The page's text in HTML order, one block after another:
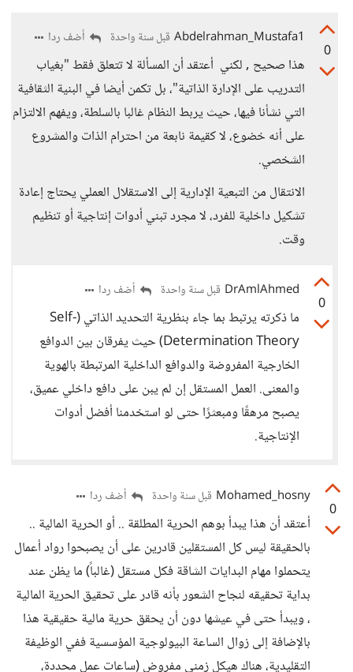
0
Abdelrahman_Mustafa1 قبل سنة واحدة أضف ردا
هذا صحيح , لكني أعتقد أن المسألة لا تتعلق فقط "بغياب
التدريب على الإدارة الذاتية"، بل تكمن أيضا في البنية الثقافية
التي نشأنا فيها، حيث يربط النظام غالبا بالسلطة، ويفهم الالتزام
على أنه خضوع، لا كقيمة نابعة من احترام الذات والمشروع
الشخصي.
الانتقال من التبعية الإدارية إلى الاستقلال العملي يحتاج إعادة
تشكيل داخلية للفرد، لا مجرد تبني أدوات إنتاجية أو تنظيم
وقت.
0
DrAmlAhmed قبل سنة واحدة أضف ردا
ما ذكرته يرتبط بما جاء بنظرية التحديد الذاتي (Self-
Determination Theory) حيث يفرقان بين الدوافع
الخارجية المفروضة والدوافع الداخلية المرتبطة بالهوية
والمعنى. العمل المستقل إن لم يبن على دافع داخلي عميق،
يصبح مرهقًا ومبعثرًا حتى لو استخدمنا أفضل أدوات
الإنتاجية.
0
Mohamed_hosny قبل سنة واحدة أضف ردا
أعتقد أن هذا يبدأ بوهم الحرية المطلقة .. أو الحرية المالية ..
بالحقيقة ليس كل المستقلين قادرين على أن يصبحوا رواد أعمال
يتحملوا مهام البدايات الشاقة فكل مستقل (غالباً) ما يظن عند
بداية تحقيقه لنجاح الشعور بأنه قادر على تحقيق الحرية المالية
، ويبدأ حتى في عيشها دون أن يحقق حرية مالية حقيقية هذا
بالإضافة إلى زوال الساعة البيولوجية المؤسسية ففي الوظيفة
التقليدية، هناك هيكل زمني مفروض (ساعات عمل محددة،